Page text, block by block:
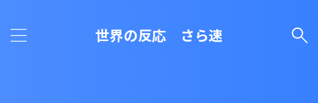
世界の反応 さら速